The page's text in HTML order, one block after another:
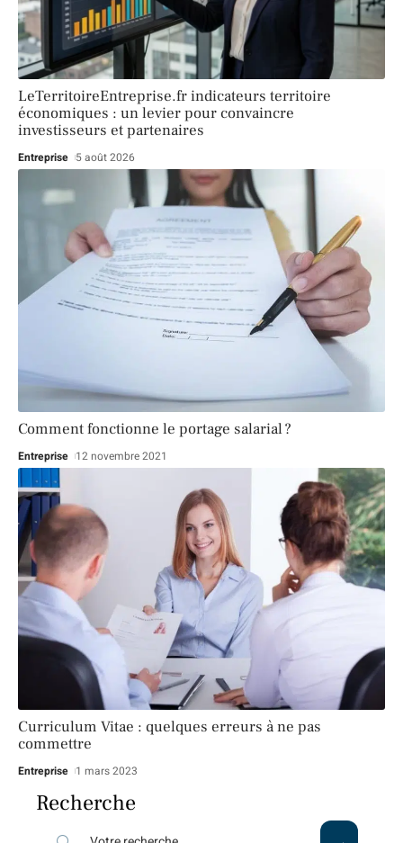
LeTerritoireEntreprise.fr indicateurs territoire
économiques : un levier pour convaincre
investisseurs et partenaires
Entreprise 5 août 2026
Comment fonctionne le portage salarial ?
Entreprise 12 novembre 2021
Curriculum Vitae : quelques erreurs à ne pas
commettre
Entreprise 1 mars 2023
Recherche